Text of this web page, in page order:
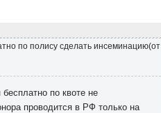
по полису сделать инсеминацию(от
по квоте не
проводится в РФ только на